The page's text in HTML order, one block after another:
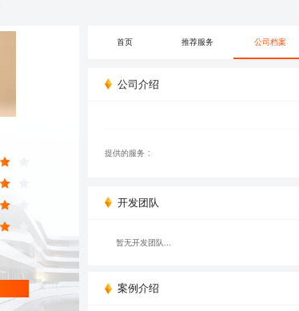
首页 推荐服务 公司档案
公司介绍
提供的服务 :
开发团队
暂无开发团队...
案例介绍